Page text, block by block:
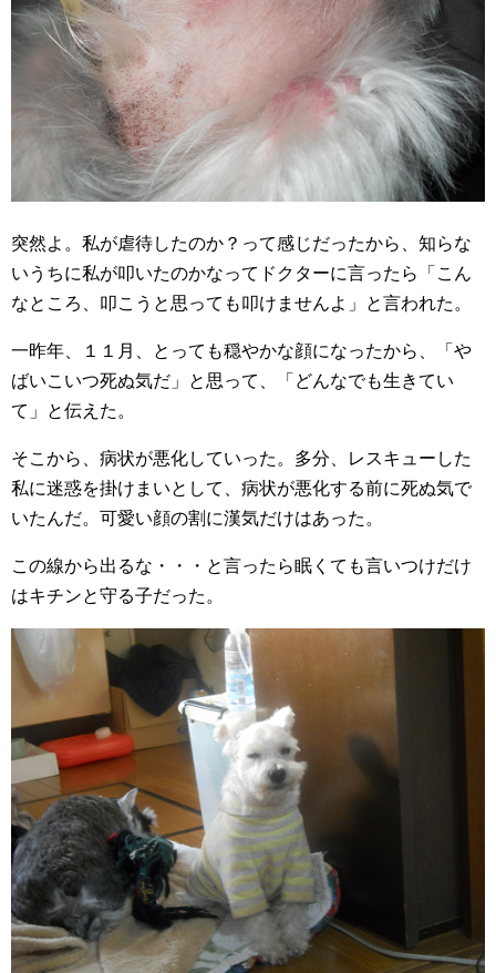
突然よ。私が虐待したのか？って感じだったから、知らな
いうちに私が叩いたのかなってドクターに言ったら「こん
なところ、叩こうと思っても叩けませんよ」と言われた。
一昨年、１１月、とっても穏やかな顔になったから、「や
ばいこいつ死ぬ気だ」と思って、「どんなでも生きてい
て」と伝えた。
そこから、病状が悪化していった。多分、レスキューした
私に迷惑を掛けまいとして、病状が悪化する前に死ぬ気で
いたんだ。可愛い顔の割に漢気だけはあった。
この線から出るな・・・と言ったら眠くても言いつけだけ
はキチンと守る子だった。